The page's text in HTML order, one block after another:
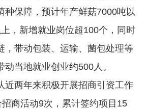
种保障，预计年产鲜菇7000吨以
上，新增就业岗位超100个，同时
，带动包装、运输、菌包处理等
当地就业创业约500人。
两年来积极开展招商引资工作
商活动9次，累计签约项目15